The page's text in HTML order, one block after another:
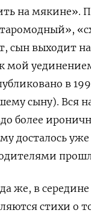
на мякине».
сын выходит
мой
в
сыну). Вся
более
досталось уже
же, в
стихи о